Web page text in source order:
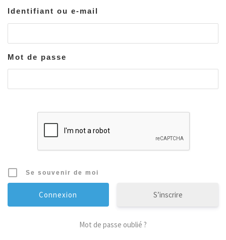
Identifiant ou e-mail
Mot de passe
Se souvenir de moi
S’inscrire
Mot de passe oublié ?